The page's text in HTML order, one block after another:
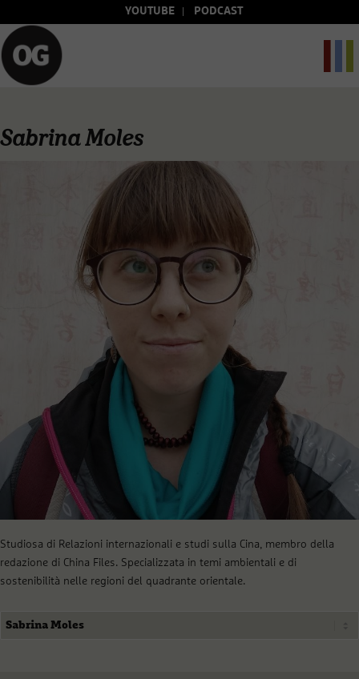
YOUTUBE PODCAST
Sabrina Moles
Studiosa di Relazioni internazionali e studi sulla Cina, membro della
redazione di China Files. Specializzata in temi ambientali e di
sostenibilità nelle regioni del quadrante orientale.